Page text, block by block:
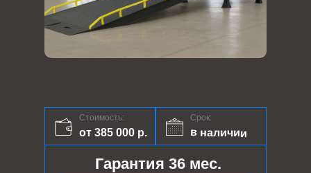
Срок:
в наличии
Стоимость:
от 385 000 р.
Гарантия 36 мес.